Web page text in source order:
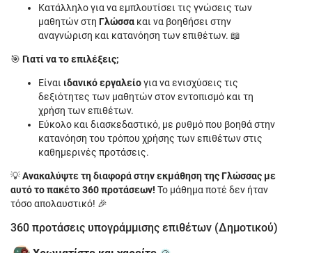
Κατάλληλο για να εμπλουτίσει τις γνώσεις των
μαθητών στη Γλώσσα και να βοηθήσει στην
αναγνώριση και κατανόηση των επιθέτων. 📖
🎯 Γιατί να το επιλέξεις;
Είναι ιδανικό εργαλείογια να ενισχύσεις τις
δεξιότητες των μαθητών στον εντοπισμό και τη
χρήση των επιθέτων.
Εύκολο και διασκεδαστικό, με ρυθμό που βοηθά στην
κατανόηση του τρόπου χρήσης των επιθέτων στις
καθημερινές προτάσεις.
💡Ανακαλύψτε τη διαφορά στην εκμάθηση της Γλώσσας με
αυτό το πακέτο 360 προτάσεων! Το μάθημα ποτέ δεν ήταν
τόσο απολαυστικό! 🎉
360 προτάσεις υπογράμμισης επιθέτων (Δημοτικού)